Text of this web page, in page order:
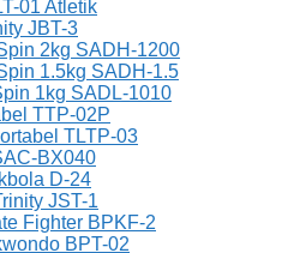
01 Atletik
JBT-3
2kg SADH-1200
1.5kg SADH-1.5
1kg SADL-1010
TTP-02P
TLTP-03
BX040
D-24
JST-1
Fighter BPKF-2
BPT-02